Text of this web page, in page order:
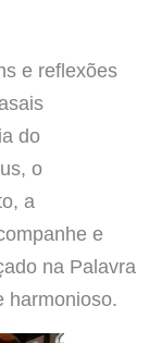
e reflexões
do
o
a
e
na Palavra
harmonioso.